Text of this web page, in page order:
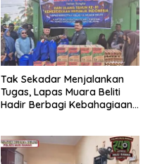
Tak Sekadar Menjalankan
Tugas, Lapas Muara Beliti
Hadir Berbagi Kebahagiaan